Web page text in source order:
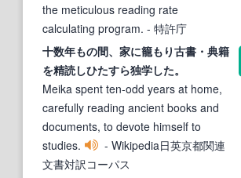
the meticulous reading rate
calculating program. - 特許庁
十数年もの間、家に籠もり古書・典籍
を精読しひたすら独学した。
Meika spent ten-odd years at home,
carefully reading ancient books and
documents, to devote himself to
studies.
- Wikipedia日英京都関連
文書対訳コーパス